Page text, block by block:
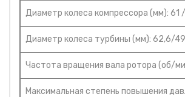
Диаметр колеса компрессора (мм): 61
Диаметр колеса турбины (мм): 62,6/
Частота вращения вала ротора (об/
Максимальная степень повышения